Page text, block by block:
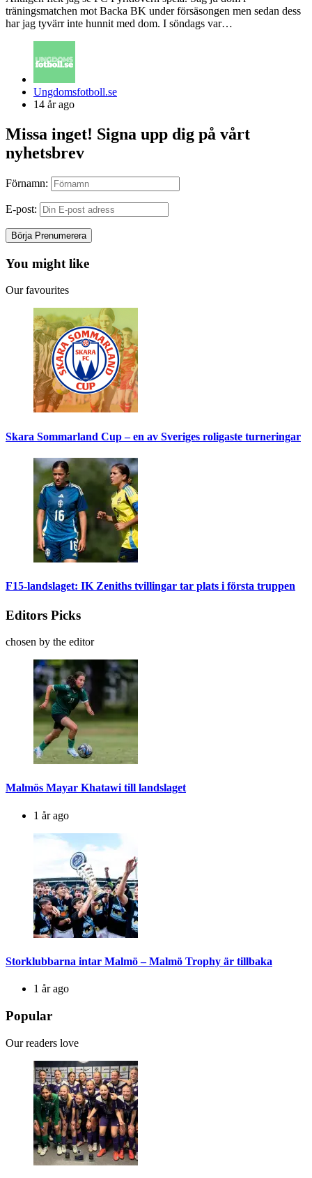
träningsmatchen mot Backa BK under försäsongen men sedan dess
har jag tyvärr inte hunnit med dom. I söndags var…
Posted
by
Ungdomsfotboll.se
14 år ago
Missa inget! Signa upp dig på vårt
nyhetsbrev
Förnamn:
E-post:
You might like
Our favourites
Skara Sommarland Cup – en av Sveriges roligaste turneringar
F15-landslaget: IK Zeniths tvillingar tar plats i första truppen
Editors Picks
chosen by the editor
Malmös Mayar Khatawi till landslaget
1 år ago
Storklubbarna intar Malmö – Malmö Trophy är tillbaka
1 år ago
Popular
Our readers love